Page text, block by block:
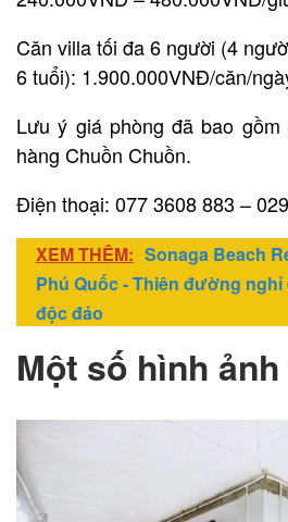
Căn villa tối đa 6 người (4
6 tuổi): 1.900.000VNĐ/căn/
Lưu ý giá phòng đã bao
hàng Chuồn Chuồn.
Điện thoại: 077 3608 883 –
XEM THÊM: Sonaga Beach
Phú Quốc - Thiên đường
độc đáo
Một số hình